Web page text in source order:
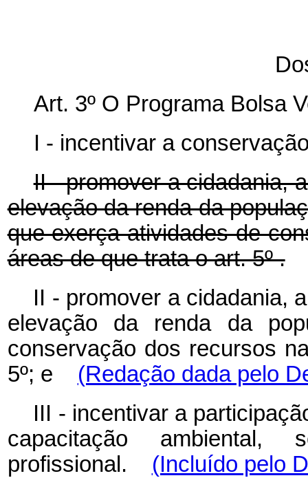
Art. 3º O Programa Bolsa
I - incentivar a
II - promover a cidadania,
elevação da renda da
que exerça atividades de
áreas de que trata o art. 5º .
II - promover a cidadania,
elevação da renda da
conservação dos recursos
5º; e (Redação dada pelo
III - incentivar a
capacitação ambiental,
profissional. (Incluído pelo